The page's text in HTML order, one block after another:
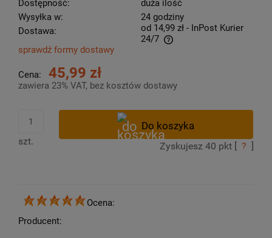
Dostępność:
duża ilość
Wysyłka w:
24 godziny
Dostawa:
od 14,99 zł - InPost Kurier
24/7
Cena nie zawiera ewentualnych kosztów płatności
sprawdź formy dostawy
Cena: 45,99 zł
zawiera 23% VAT, bez kosztów dostawy
szt. Zyskujesz 40 pkt [ ? ]
Ocena:
Producent: